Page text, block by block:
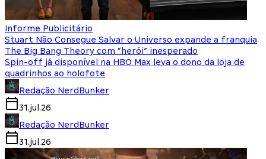
Informe Publicitário
Stuart Não Consegue Salvar o Universo expande a franquia
The Big Bang Theory com “herói” inesperado
Spin-off já disponível na HBO Max leva o dono da loja de
quadrinhos ao holofote
Redação NerdBunker
31.jul.26
Redação NerdBunker
31.jul.26